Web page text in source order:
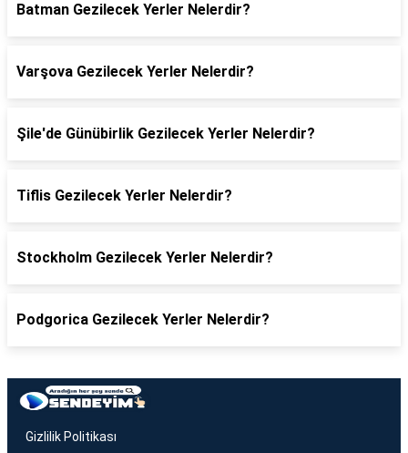
Batman Gezilecek Yerler Nelerdir?
Varşova Gezilecek Yerler Nelerdir?
Şile'de Günübirlik Gezilecek Yerler Nelerdir?
Tiflis Gezilecek Yerler Nelerdir?
Stockholm Gezilecek Yerler Nelerdir?
Podgorica Gezilecek Yerler Nelerdir?
Gizlilik Politikası